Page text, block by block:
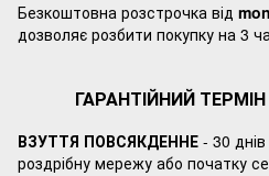
Безкоштовна розстрочка від
дозволяє розбити покупку на 3
ГАРАНТІЙНИЙ
ВЗУТТЯ ПОВСЯКДЕННЕ - 30
роздрібну мережу або початку